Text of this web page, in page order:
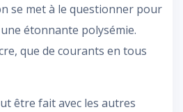
se met à le questionner pour
étonnante polysémie.
que de courants en tous
être fait avec les autres